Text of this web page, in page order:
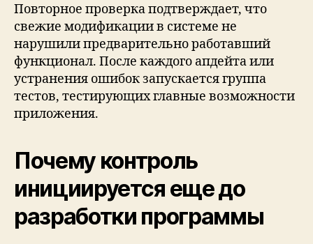
Повторное проверка подтверждает, что
свежие модификации в системе не
нарушили предварительно работавший
функционал. После каждого апдейта или
устранения ошибок запускается группа
тестов, тестирующих главные возможности
приложения.
Почему контроль
инициируется еще до
разработки программы